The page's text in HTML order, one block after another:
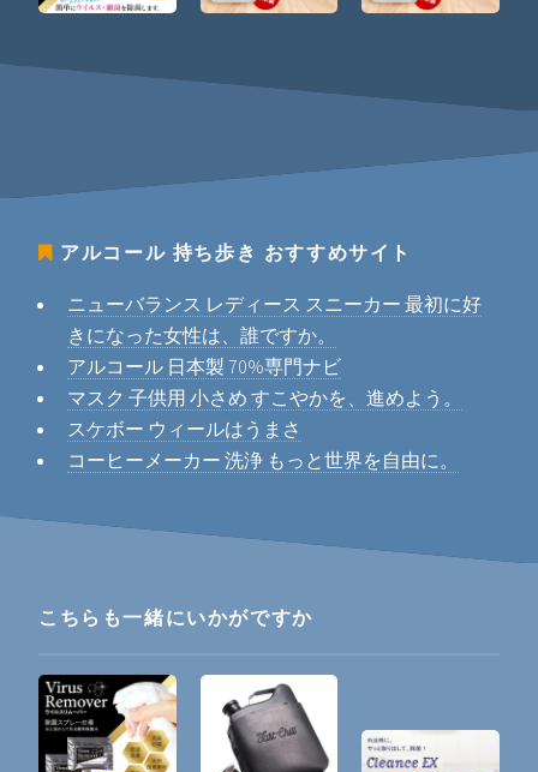
アルコール 持ち歩き おすすめサイト
ニューバランス レディース スニーカー 最初に好
きになった女性は、誰ですか。
アルコール 日本製 70%専門ナビ
マスク 子供用 小さめ すこやかを、進めよう。
スケボー ウィールはうまさ
コーヒーメーカー 洗浄 もっと世界を自由に。
こちらも一緒にいかがですか